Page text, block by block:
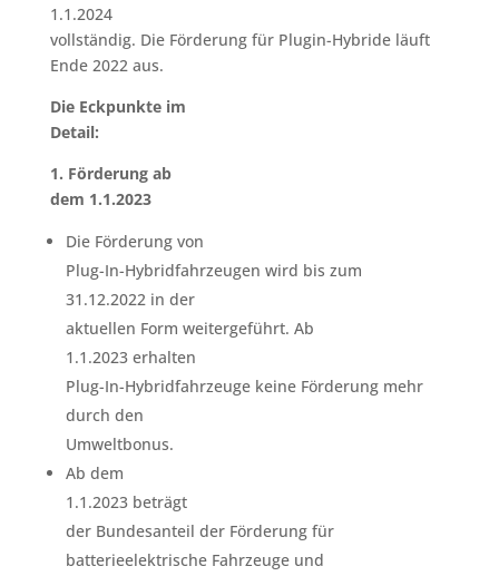
1.1.2024
vollständig. Die Förderung für Plugin-Hybride läuft
Ende 2022 aus.
Die Eckpunkte im
Detail:
1. Förderung ab
dem 1.1.2023
Die Förderung von
Plug-In-Hybridfahrzeugen wird bis zum
31.12.2022 in der
aktuellen Form weitergeführt. Ab
1.1.2023 erhalten
Plug-In-Hybridfahrzeuge keine Förderung mehr
durch den
Umweltbonus.
Ab dem
1.1.2023 beträgt
der Bundesanteil der Förderung für
batterieelektrische Fahrzeuge und